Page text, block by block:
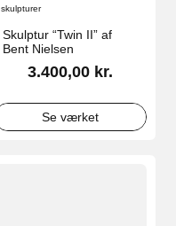
skulpturer
Skulptur “Twin II” af
Bent Nielsen
3.400,00 kr.
Se værket